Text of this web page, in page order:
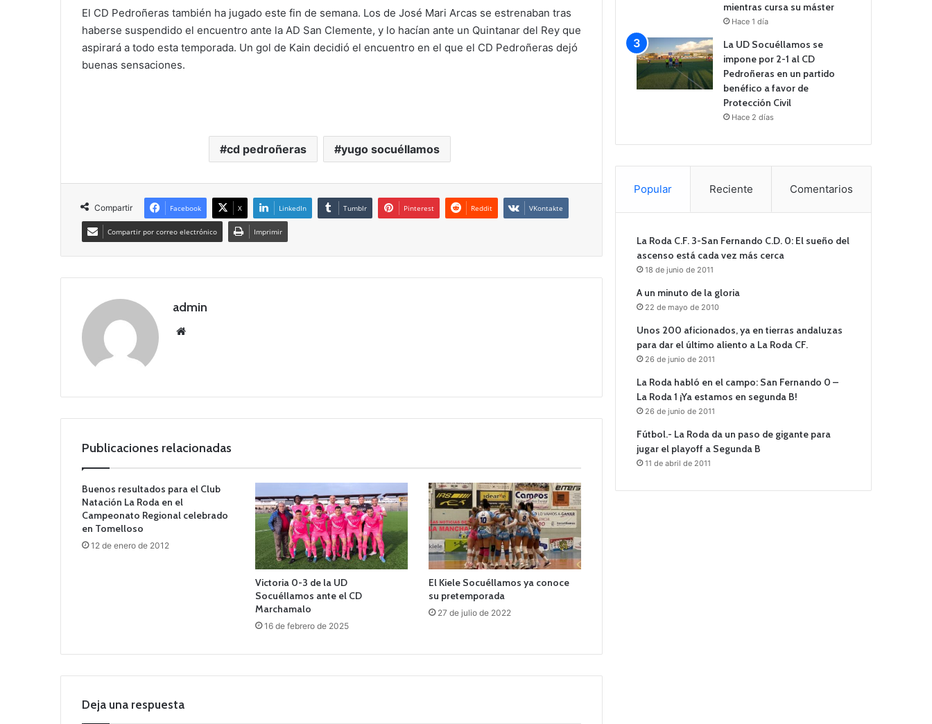
El CD Pedroñeras también ha jugado este fin de semana. Los de José Mari Arcas se estrenaban tras
haberse suspendido el encuentro ante la AD San Clemente, y lo hacían ante un Quintanar del Rey que
aspirará a todo esta temporada. Un gol de Kain decidió el encuentro en el que el CD Pedroñeras dejó
buenas sensaciones.
cd pedroñeras yugo socuéllamos
Compartir Facebook X LinkedIn Tumblr Pinterest Reddit VKontakte
Compartir por correo electrónico Imprimir
admin
Publicaciones relacionadas
Buenos resultados para el Club
Natación La Roda en el
Campeonato Regional celebrado
en Tomelloso
12 de enero de 2012
Victoria 0-3 de la UD
Socuéllamos ante el CD
Marchamalo
16 de febrero de 2025
El Kiele Socuéllamos ya conoce
su pretemporada
27 de julio de 2022
Deja una respuesta
mientras cursa su máster
Hace 1 día
La UD Socuéllamos se
impone por 2-1 al CD
Pedroñeras en un partido
benéfico a favor de
Protección Civil
Hace 2 días
Popular Reciente Comentarios
La Roda C.F. 3-San Fernando C.D. 0: El sueño del
ascenso está cada vez más cerca
18 de junio de 2011
A un minuto de la gloria
22 de mayo de 2010
Unos 200 aficionados, ya en tierras andaluzas
para dar el último aliento a La Roda CF.
26 de junio de 2011
La Roda habló en el campo: San Fernando 0 –
La Roda 1 ¡Ya estamos en segunda B!
26 de junio de 2011
Fútbol.- La Roda da un paso de gigante para
jugar el playoff a Segunda B
11 de abril de 2011